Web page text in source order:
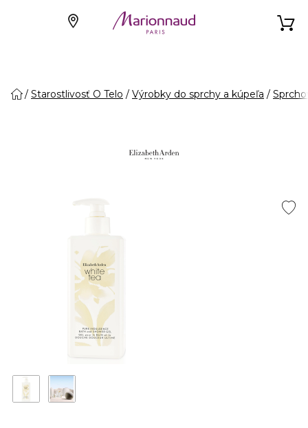
Starostlivosť O Telo Výrobky do sprchy a kúpeľa